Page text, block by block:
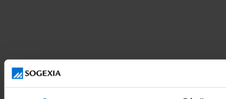
Tout savoir sur le dépôt de capital social : comment
déposer son capital pour créer son entreprise